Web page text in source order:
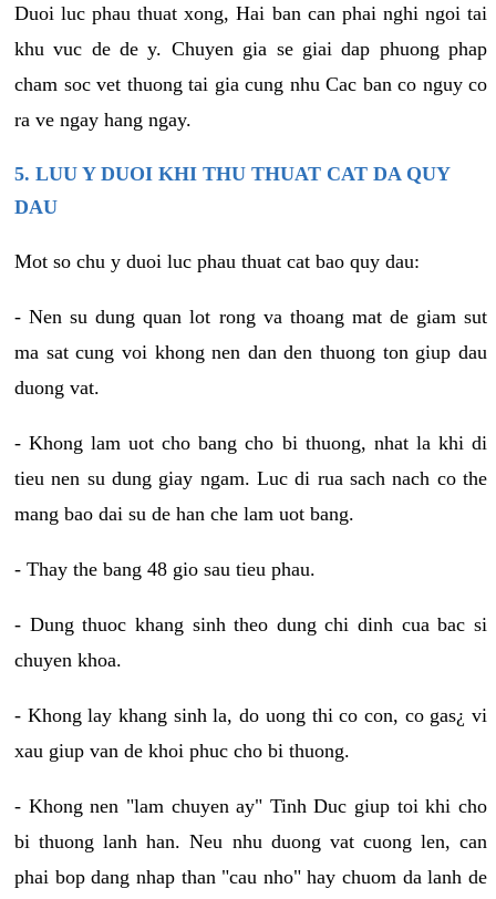
Duoi luc phau thuat xong, Hai ban can phai nghi ngoi tai
khu vuc de de y. Chuyen gia se giai dap phuong phap
cham soc vet thuong tai gia cung nhu Cac ban co nguy co
ra ve ngay hang ngay.
5. LUU Y DUOI KHI THU THUAT CAT DA QUY
DAU
Mot so chu y duoi luc phau thuat cat bao quy dau:
- Nen su dung quan lot rong va thoang mat de giam sut
ma sat cung voi khong nen dan den thuong ton giup dau
duong vat.
- Khong lam uot cho bang cho bi thuong, nhat la khi di
tieu nen su dung giay ngam. Luc di rua sach nach co the
mang bao dai su de han che lam uot bang.
- Thay the bang 48 gio sau tieu phau.
- Dung thuoc khang sinh theo dung chi dinh cua bac si
chuyen khoa.
- Khong lay khang sinh la, do uong thi co con, co gas¿ vi
xau giup van de khoi phuc cho bi thuong.
- Khong nen "lam chuyen ay" Tinh Duc giup toi khi cho
bi thuong lanh han. Neu nhu duong vat cuong len, can
phai bop dang nhap than "cau nho" hay chuom da lanh de